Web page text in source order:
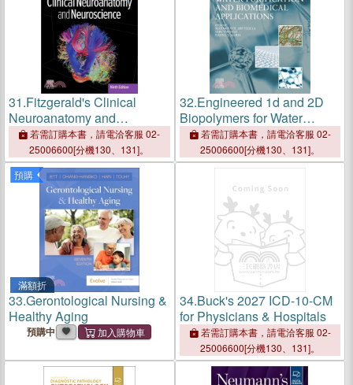
31.Fitzgerald's Clinical
Neuroanatomy and
Neuroscience
若需訂購本書，請電洽客服 02-
25006600[分機130、131]。
32.Engineered 1d and 2D
Biopolymers for Water
Purification and Biomedical
Applications
若需訂購本書，請電洽客服 02-
25006600[分機130、131]。
預購
滿額折
33.Gerontological Nursing &
Healthy Aging
預購中
34.Buck's 2027 ICD-10-CM
for Physicians & Hospitals
若需訂購本書，請電洽客服 02-
25006600[分機130、131]。